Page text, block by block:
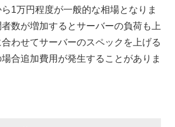
1万円程度が一般的な相場となりま
数が増加するとサーバーの負荷も上
わせてサーバーのスペックを上げる
合追加費用が発生することがありま